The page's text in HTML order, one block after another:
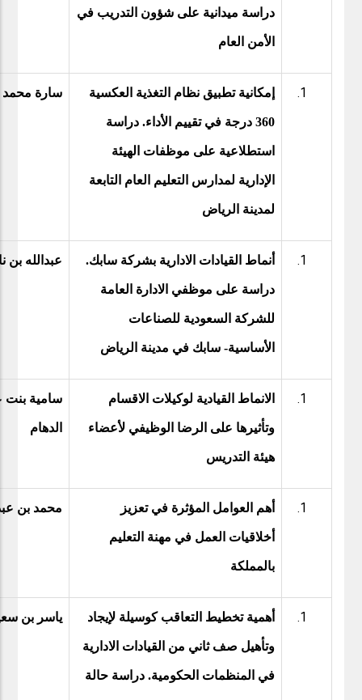
دراسة ميدانية على شؤون التدريب في
الأمن العام
إمكانية تطبيق نظام التغذية العكسية
360 درجة في تقييم الأداء. دراسة
استطلاعية على موظفات الهيئة
الإدارية لمدارس التعليم العام التابعة
لمدينة الرياض
سارة محمد
أنماط القيادات الادارية بشركة سابك.
دراسة على موظفي الادارة العامة
للشركة السعودية للصناعات
الأساسية- سابك في مدينة الرياض
عبدالله بن
الانماط القيادية لوكيلات الاقسام
وتأثيرها على الرضا الوظيفي لأعضاء
هيئة التدريس
سامية بنت
الدهام
أهم العوامل المؤثرة في تعزيز
أخلاقيات العمل في مهنة التعليم
بالمملكة
محمد بن
أهمية تخطيط التعاقب كوسيلة لإيجاد
وتأهيل صف ثاني من القيادات الادارية
في المنظمات الحكومية. دراسة حالة
ياسر بن